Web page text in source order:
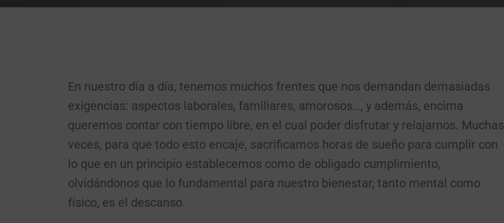
En nuestro día a día, tenemos muchos frentes que nos demandan demasiadas
exigencias: aspectos laborales, familiares, amorosos…, y además, encima
queremos contar con tiempo libre, en el cual poder disfrutar y relajarnos. Muchas
veces, para que todo esto encaje, sacrificamos horas de sueño para cumplir con
lo que en un principio establecemos como de obligado cumplimiento,
olvidándonos que lo fundamental para nuestro bienestar, tanto mental como
físico, es el descanso.